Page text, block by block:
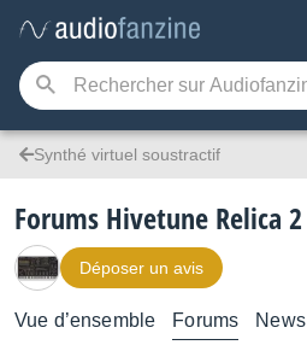
Synthé virtuel soustractif
Forums Hivetune Relica 2
Déposer un avis
Vue d’ensemble Forums News